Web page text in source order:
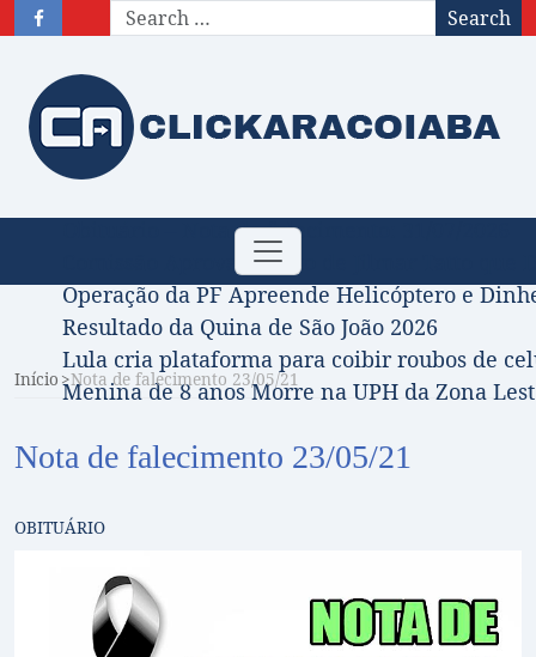
Search
Toggle
navigation
Obituário – Nota de falecimento: 31/07/2026
Comissão Aprova Projeto de Jilmar Tatto
Operação da PF Apreende Helicóptero e
Resultado da Quina de São João 2026
Lula cria plataforma para coibir roubos de
Menina de 8 anos Morre na UPH da Zona
Início Nota de falecimento 23/05/21
Nota de falecimento 23/05/21
OBITUÁRIO